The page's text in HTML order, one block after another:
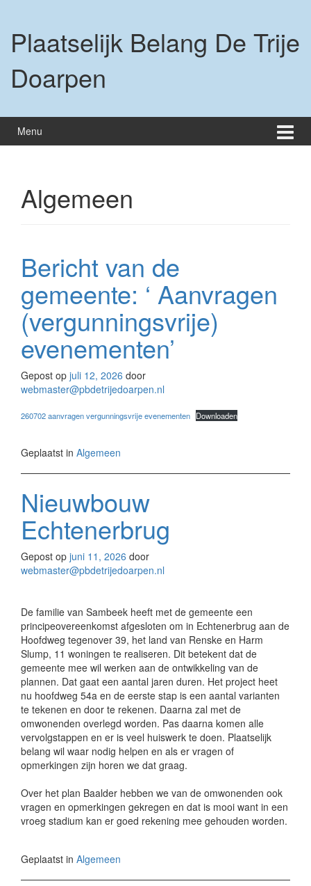
inhoud
hoofdmenu
Plaatselijk Belang De Trije
Doarpen
Menu
Algemeen
Bericht van de
gemeente: ‘ Aanvragen
(vergunningsvrije)
evenementen’
Gepost op juli 12, 2026 door
webmaster@pbdetrijedoarpen.nl
260702 aanvragen vergunningsvrije evenementen Downloaden
Geplaatst in Algemeen
Nieuwbouw
Echtenerbrug
Gepost op juni 11, 2026 door
webmaster@pbdetrijedoarpen.nl
De familie van Sambeek heeft met de gemeente een
principeovereenkomst afgesloten om in Echtenerbrug aan de
Hoofdweg tegenover 39, het land van Renske en Harm
Slump, 11 woningen te realiseren. Dit betekent dat de
gemeente mee wil werken aan de ontwikkeling van de
plannen. Dat gaat een aantal jaren duren. Het project heet
nu hoofdweg 54a en de eerste stap is een aantal varianten
te tekenen en door te rekenen. Daarna zal met de
omwonenden overlegd worden. Pas daarna komen alle
vervolgstappen en er is veel huiswerk te doen. Plaatselijk
belang wil waar nodig helpen en als er vragen of
opmerkingen zijn horen we dat graag.
Over het plan Baalder hebben we van de omwonenden ook
vragen en opmerkingen gekregen en dat is mooi want in een
vroeg stadium kan er goed rekening mee gehouden worden.
Geplaatst in Algemeen